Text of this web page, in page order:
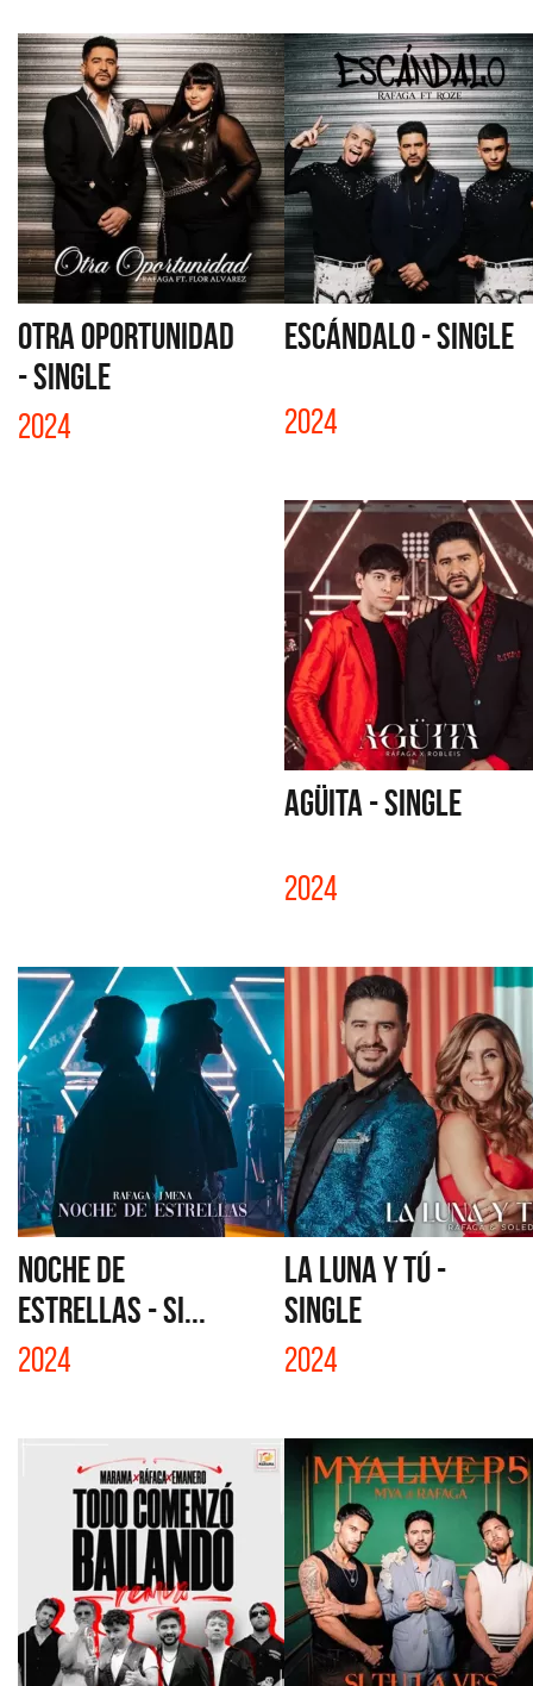
OTRA OPORTUNIDAD
- SINGLE
2024
ESCÁNDALO - SINGLE
2024
AGÜITA - SINGLE
2024
NOCHE DE
ESTRELLAS - SI...
2024
LA LUNA Y TÚ -
SINGLE
2024